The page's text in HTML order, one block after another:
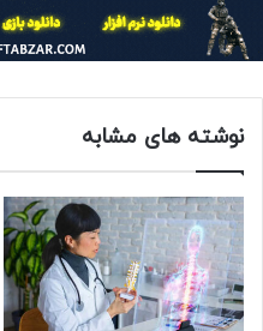
«انفجار-توقف» فعالیت
سازگاری با رفتارهای جدید
که در معرض الکل قرار داشتند،
توقف‌ها کوتاه‌تر و ضعیف‌تر
باعث اختلال در فرآیندهایی
اهمیت یادگیری معکوس
به گفته جُن وانگ، استاد
معکوس یکی از پایه‌های اصلی
نوشته های مشابه